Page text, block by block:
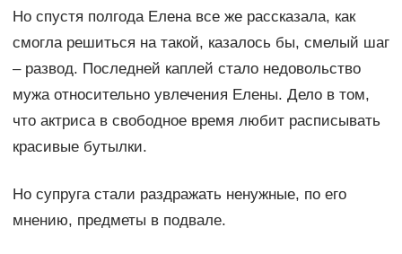
Но спустя полгода Елена все же рассказала, как
смогла решиться на такой, казалось бы, смелый шаг
– развод. Последней каплей стало недовольство
мужа относительно увлечения Елены. Дело в том,
что актриса в свободное время любит расписывать
красивые бутылки.
Но супруга стали раздражать ненужные, по его
мнению, предметы в подвале.